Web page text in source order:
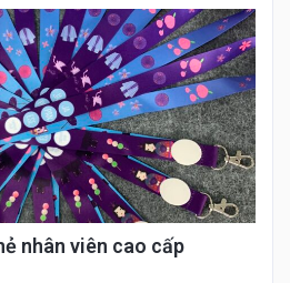
nhân viên cao cấp